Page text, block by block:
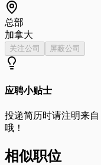
总部
加拿大
关注公司 屏蔽公司
应聘小贴士
投递简历时请注明来自
哦！
相似职位